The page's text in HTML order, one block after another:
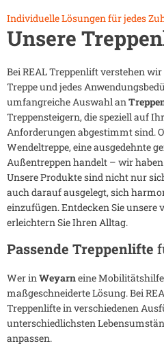
Individuelle Lösungen für jedes
Unsere
Bei REAL Treppenlift verstehen
Treppe und jedes
umfangreiche Auswahl an
Treppensteigern, die speziell auf
Anforderungen abgestimmt sind.
Wendeltreppe, eine ausgedehnte
Außentreppen handelt – wir
Unsere Produkte sind nicht nur
auch darauf ausgelegt, sich
einzufügen. Entdecken Sie unsere
erleichtern Sie Ihren Alltag.
Passende Treppenlifte
Wer inWeyarneine
maßgeschneiderte Lösung. Bei
Treppenlifte in verschiedenen
unterschiedlichsten
anpassen.